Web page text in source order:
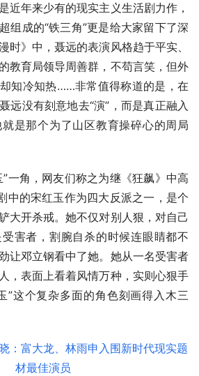
近年来少有的现实主义生活剧力作，
组成的“铁三角”更是给大家留下了深
时》中，聂远的表演风格趋于平实、
教育局领导周善群，不苟言笑，但外
知冷知热……非常值得称道的是，在
远没有刻意地去“演”，而是真正融入
是那个为了山区教育操碎心的周局
一角，网友们称之为继《狂飙》中高
中的宋红玉作为四大反派之一，是个
大开杀戒。她不仅对别人狠，对自己
害者，割腕自杀的时候连眼睛都不
让邓立钢看中了她。她从一名受害者
，表面上看着风情万种，实则心狠手
”这个复杂多面的角色刻画得入木三